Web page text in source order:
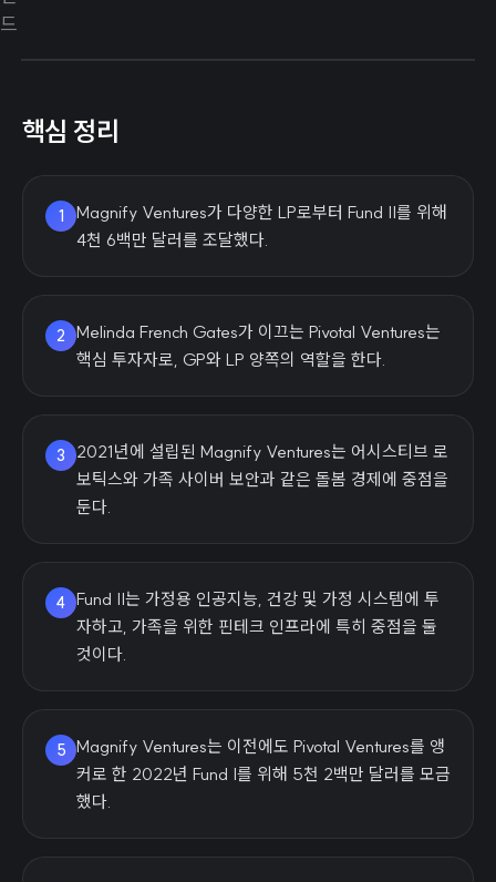
핵심 정리
1
Magnify Ventures가 다양한 LP로부터 Fund II를 위해
4천 6백만 달러를 조달했다.
2
Melinda French Gates가 이끄는 Pivotal Ventures는
핵심 투자자로, GP와 LP 양쪽의 역할을 한다.
3
2021년에 설립된 Magnify Ventures는 어시스티브 로
보틱스와 가족 사이버 보안과 같은 돌봄 경제에 중점을
둔다.
4 Fund II는 가정용 인공지능, 건강 및 가정 시스템에 투
자하고, 가족을 위한 핀테크 인프라에 특히 중점을 둘
것이다.
5 Magnify Ventures는 이전에도 Pivotal Ventures를 앵
커로 한 2022년 Fund I를 위해 5천 2백만 달러를 모금
했다.